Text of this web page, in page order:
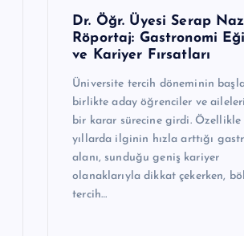
Dr. Öğr. Üyesi Serap
Röportaj: Gastronomi
ve Kariyer Fırsatları
Üniversite tercih döneminin
birlikte aday öğrenciler ve
bir karar sürecine girdi. Özellikle
yıllarda ilginin hızla arttığı
alanı, sunduğu geniş kariyer
olanaklarıyla dikkat çekerken,
tercih…